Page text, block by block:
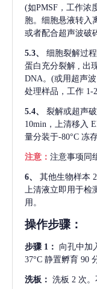
(如PMSF，工作浓
胞。细胞悬液转入
或者配合超声波破
5.3、
细胞裂解过
蛋白充分裂解
, 出
DNA。(或用超声
处理样品，工作 1-
5.4、 裂解或超声
10min，上清移入
量分装于-80°C 冻
注意： 注意事项同
6、 其他生物样本
上清液立即用于
用。
操作步骤：
步骤 1： 向孔中加
37°C 静置孵育 90
洗板： 洗板 2 次。